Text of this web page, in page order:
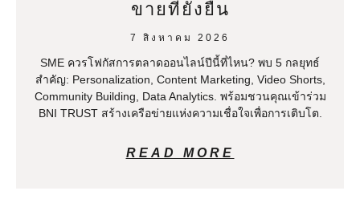
ขายที่ยั่งยืน
7 สิงหาคม 2026
SME ควรโฟกัสการตลาดออนไลน์ปีนี้ที่ไหน? พบ 5 กลยุทธ์
สำคัญ: Personalization, Content Marketing, Video Shorts,
Community Building, Data Analytics. พร้อมชวนคุณเข้าร่วม
BNI TRUST สร้างเครือข่ายแห่งความเชื่อใจเพื่อการเติบโต.
READ MORE